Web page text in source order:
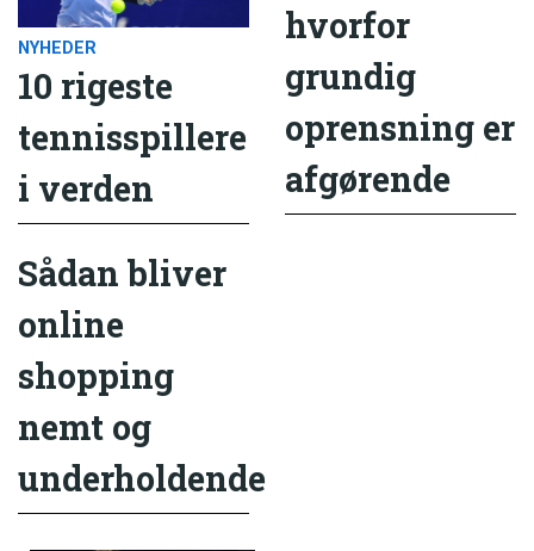
NYHEDER
10 rigeste
tennisspillere
i verden
hvorfor
grundig
oprensning er
afgørende
Sådan bliver
online
shopping
nemt og
underholdende